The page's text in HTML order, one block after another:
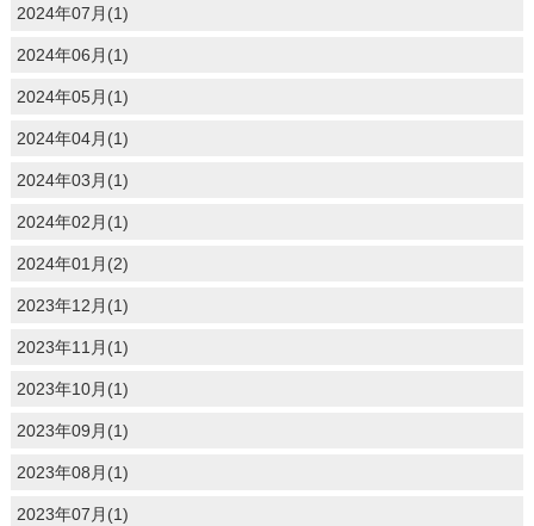
2024年07月(1)
2024年06月(1)
2024年05月(1)
2024年04月(1)
2024年03月(1)
2024年02月(1)
2024年01月(2)
2023年12月(1)
2023年11月(1)
2023年10月(1)
2023年09月(1)
2023年08月(1)
2023年07月(1)